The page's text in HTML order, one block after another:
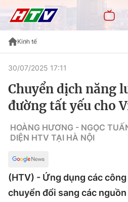
Kinh tế
30/07/2025 17:11
Chuyển dịch năng
đường tất yếu cho
HOÀNG HƯƠNG - NGỌC
DIỆN HTV TẠI HÀ NỘI
(HTV) - Ứng dụng các
chuyển đổi sang các